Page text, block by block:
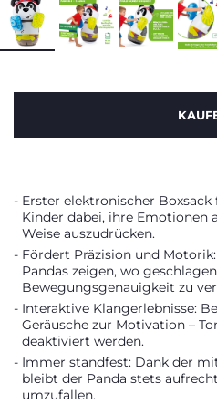
Erster elektronischer
Kinder dabei, ihre Emotionen
Weise auszudrücken.
Fördert Präzision und
Pandas zeigen, wo
Bewegungsgenauigkeit zu
Interaktive Klangerlebnisse:
Geräusche zur Motivation –
deaktiviert werden.
Immer standfest: Dank der
bleibt der Panda stets
umzufallen.